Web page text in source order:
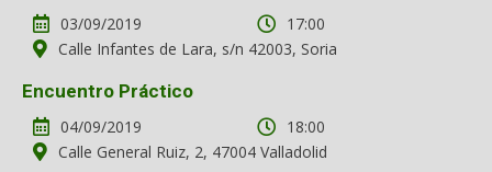
03/09/2019
17:00
Calle Infantes de Lara, s/n 42003, Soria
Encuentro Práctico
04/09/2019
18:00
Calle General Ruiz, 2, 47004 Valladolid